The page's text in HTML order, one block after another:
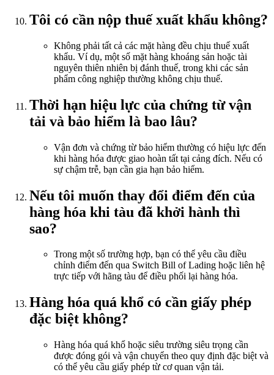
Tôi có cần nộp thuế xuất khẩu không?
Không phải tất cả các mặt hàng đều chịu thuế xuất
khẩu. Ví dụ, một số mặt hàng khoáng sản hoặc tài
nguyên thiên nhiên bị đánh thuế, trong khi các sản
phẩm công nghiệp thường không chịu thuế.
Thời hạn hiệu lực của chứng từ vận
tải và bảo hiểm là bao lâu?
Vận đơn và chứng từ bảo hiểm thường có hiệu lực đến
khi hàng hóa được giao hoàn tất tại cảng đích. Nếu có
sự chậm trễ, bạn cần gia hạn bảo hiểm.
Nếu tôi muốn thay đổi điểm đến của
hàng hóa khi tàu đã khởi hành thì
sao?
Trong một số trường hợp, bạn có thể yêu cầu điều
chỉnh điểm đến qua Switch Bill of Lading hoặc liên hệ
trực tiếp với hãng tàu để điều phối lại hàng hóa.
Hàng hóa quá khổ có cần giấy phép
đặc biệt không?
Hàng hóa quá khổ hoặc siêu trường siêu trọng cần
được đóng gói và vận chuyển theo quy định đặc biệt và
có thể yêu cầu giấy phép từ cơ quan vận tải.